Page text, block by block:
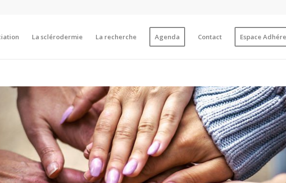
La sclérodermie La recherche Agenda Contact Espace